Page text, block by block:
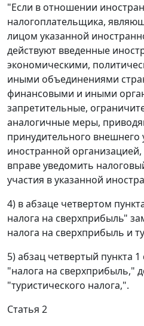
"Если в отношении
налогоплательщика,
лицом указанной
действуют введенные
экономическими,
иными объединениями
финансовыми и иными
запретительные,
аналогичные меры,
принудительного внешнего
иностранной
вправе уведомить
участия в указанной
4) в абзаце четвертом
налога на сверхприбыль"
налога на сверхприбыль и
5) абзац четвертый пункта
"налога на сверхприбыль,"
"туристического налога,".
Статья 2